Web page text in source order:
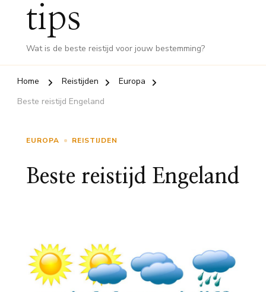
tips
Wat is de beste reistijd voor jouw bestemming?
Home Reistijden
Europa
Beste reistijd Engeland
EUROPA REISTIJDEN
Beste reistijd Engeland